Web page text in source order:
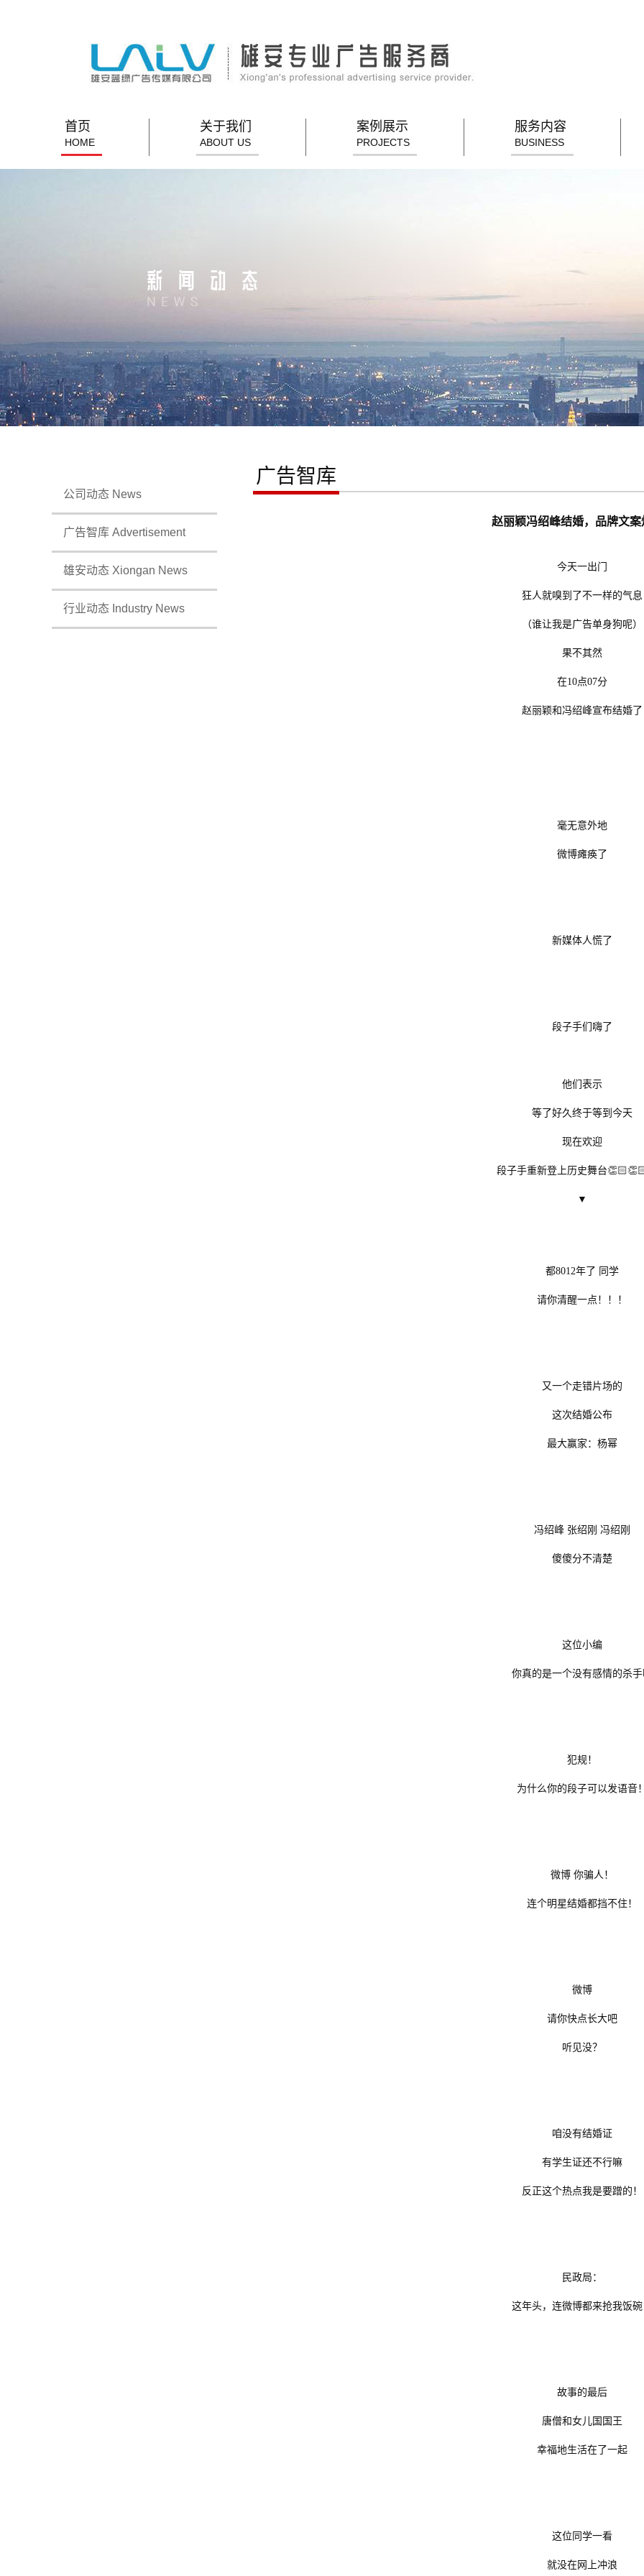
首页
HOME
关于我们
ABOUT US
案例展示
PROJECTS
服务内容
BUSINESS
公司动态 News
广告智库 Advertisement
雄安动态 Xiongan News
行业动态 Industry News
广告智库
赵丽颖冯绍峰结婚，品牌文案
今天一出门
狂人就嗅到了不一样的气
（谁让我是广告单身狗呢
果不其然
在10点07分
赵丽颖和冯绍峰宣布结婚
毫无意外地
微博瘫痪了
新媒体人慌了
段子手们嗨了
他们表示
等了好久终于等到今天
现在欢迎
段子手重新登上历史舞台
▼
都8012年了 同学
请你清醒一点！！！
又一个走错片场的
这次结婚公布
最大赢家：杨幂
冯绍峰 张绍刚 冯绍刚
傻傻分不清楚
这位小编
你真的是一个没有感情的杀
犯规！
为什么你的段子可以发语音
微博 你骗人！
连个明星结婚都挡不住！
微博
请你快点长大吧
听见没？
咱没有结婚证
有学生证还不行嘛
反正这个热点我是要蹭的
民政局：
这年头，连微博都来抢我饭
故事的最后
唐僧和女儿国国王
幸福地生活在了一起
这位同学一看
就没在网上冲浪